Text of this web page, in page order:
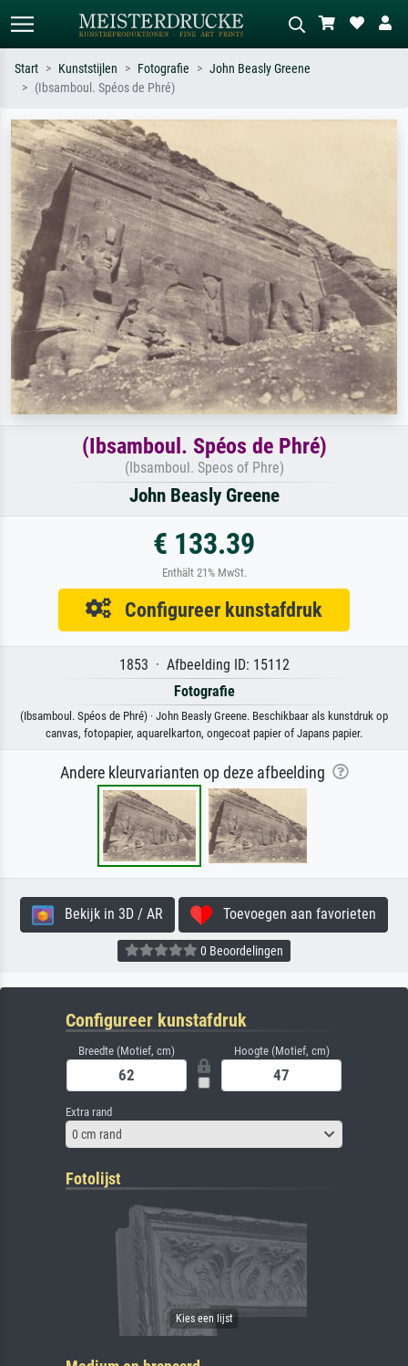
Zoek op kunstenaar, titel of stijl – bijv.
Monet, Sterrennacht, impressionisme,
Hokusai-golf, naakt.
Start Kunststijlen Fotografie
John Beasly Greene
(Ibsamboul. Spéos de Phré)
(Ibsamboul. Spéos de Phré)
(Ibsamboul. Speos of Phre)
John Beasly Greene
€ 133.39
Enthält 21% MwSt.
Configureer kunstafdruk
1853 · Afbeelding ID: 15112
Fotografie
(Ibsamboul. Spéos de Phré) · John Beasly Greene. Beschikbaar als kunstdruk op
canvas, fotopapier, aquarelkarton, ongecoat papier of Japans papier.
Andere kleurvarianten op deze afbeelding
Bekijk in 3D / AR Toevoegen aan favorieten
0 Beoordelingen
Configureer kunstafdruk
Breedte (Motief, cm) Hoogte (Motief, cm)
Extra rand
0 cm rand
Fotolijst